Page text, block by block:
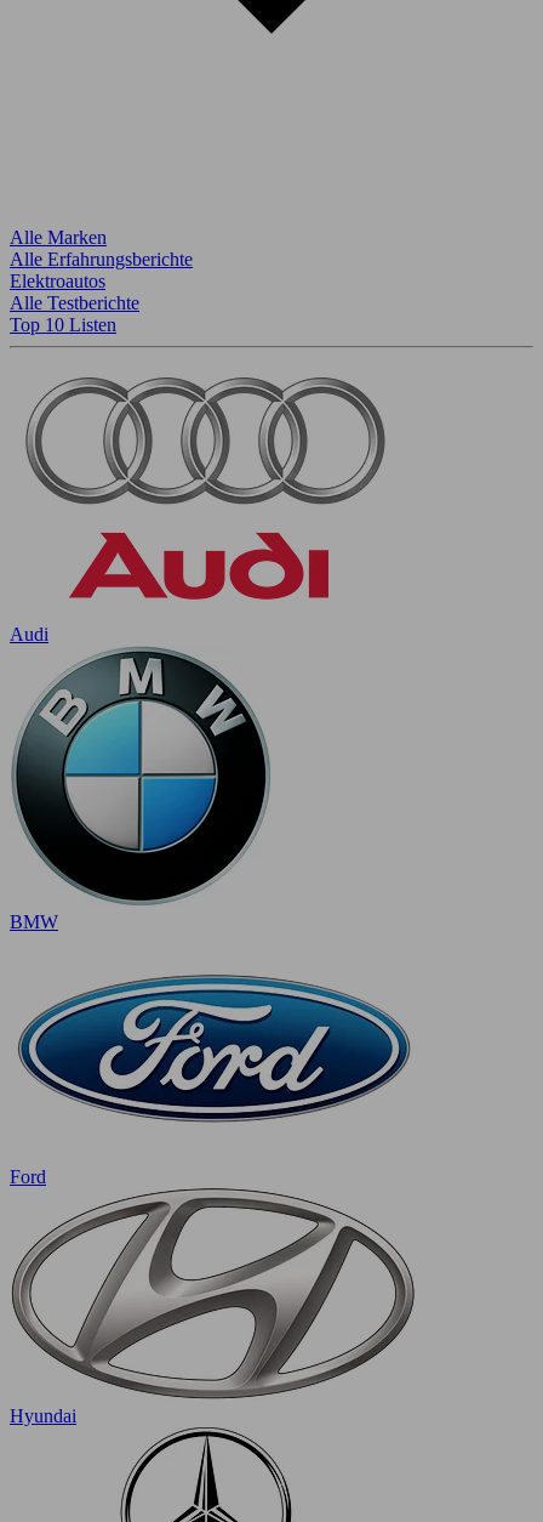
Alle Marken
Alle Erfahrungsberichte
Elektroautos
Alle Testberichte
Top 10 Listen
Audi
BMW
Ford
Hyundai